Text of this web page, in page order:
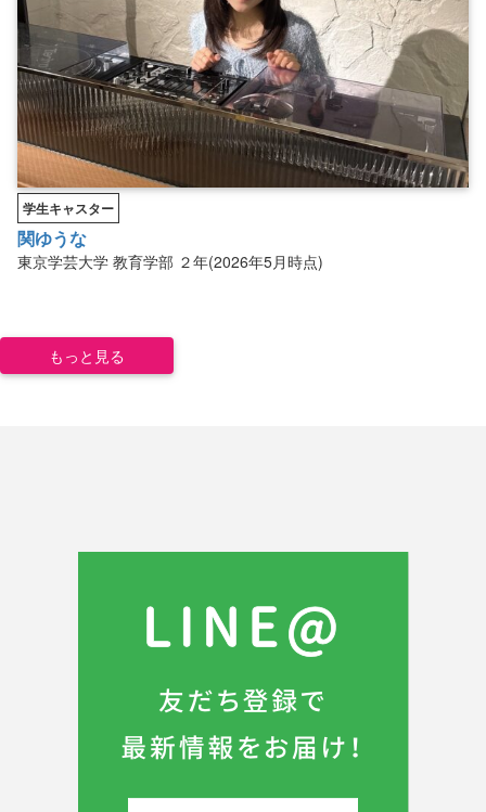
学生キャスター
関ゆうな
東京学芸大学 教育学部 ２年(2026年5月時点)
もっと見る